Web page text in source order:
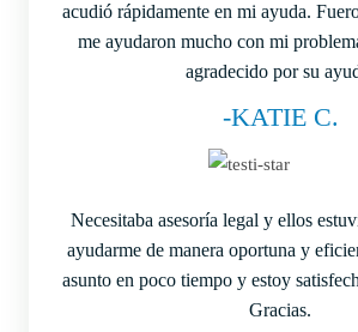
acudió rápidamente en mi ayuda.
me ayudaron mucho con mi
agradecido por su
-KATIE C.
Necesitaba asesoría legal y ellos
ayudarme de manera oportuna y
asunto en poco tiempo y estoy
Gracias.